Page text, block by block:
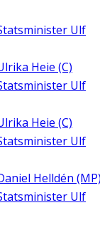
Ulf
Heie (C)
Ulf
Heie (C)
Ulf
Helldén
Ulf